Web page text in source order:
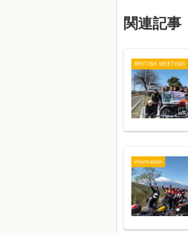
関連記事
BRITISH MEETING
information